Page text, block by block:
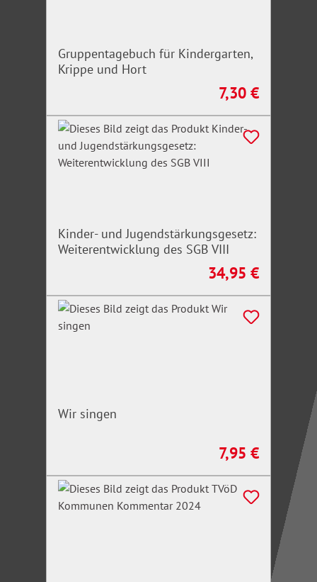
Gruppentagebuch für Kindergarten,
Krippe und Hort
Regulärer Preis:
7,30 €
Kinder- und Jugendstärkungsgesetz:
Weiterentwicklung des SGB VIII
Regulärer Preis:
34,95 €
Wir singen
Regulärer Preis:
7,95 €